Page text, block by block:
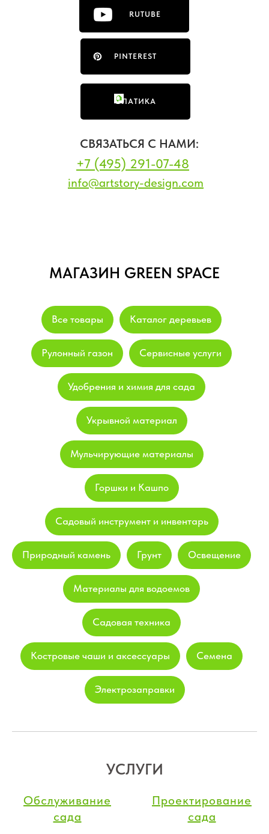
PINTEREST
ФЛАТИКА
СВЯЗАТЬСЯ С НАМИ:
+7 (495) 291-07-48
info@artstory-design.com
RUTUBE
МАГАЗИН GREEN SPACE
Все товары Каталог деревьев
Рулонный газон Сервисные услуги
Удобрения и химия для сада
Укрывной материал
Мульчирующие материалы
Горшки и Кашпо
Садовый инструмент и инвентарь
Природный камень Грунт Освещение
Материалы для водоемов
Садовая техника
Костровые чаши и аксессуары Семена
Электрозаправки
УСЛУГИ
Обслуживание
сада
Проектирование
сада